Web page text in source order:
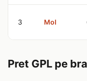
3 Mol
Pret GPL pe